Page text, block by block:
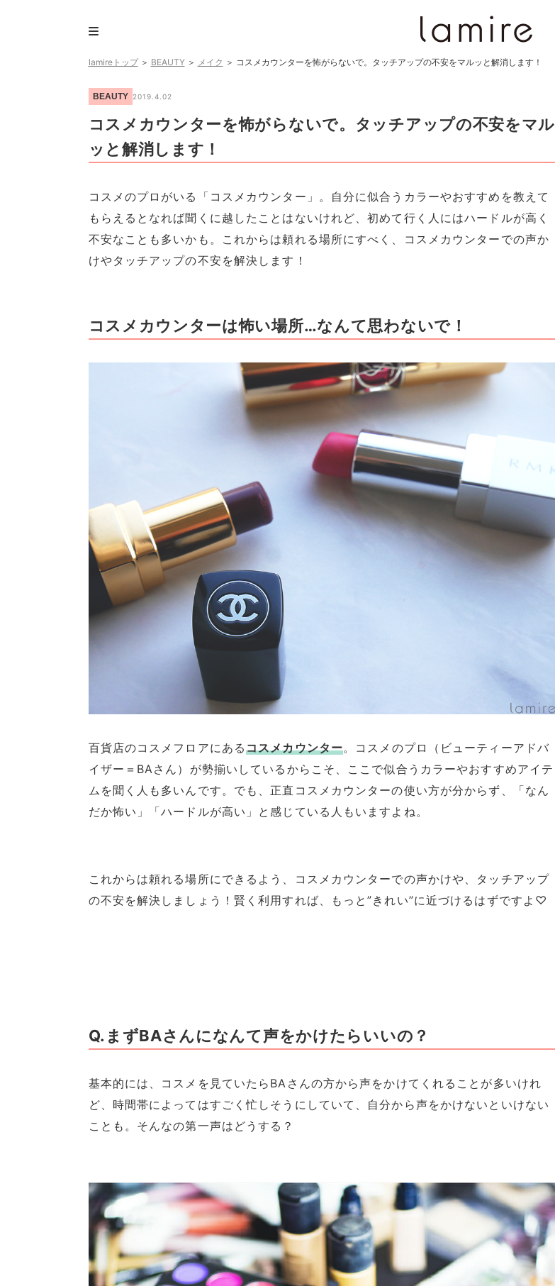
lamireトップ＞ BEAUTY＞ メイク ＞ コスメカウンターを怖がらないで。タッチアップの不安をマルッと解消します！
BEAUTY 2019.4.02
コスメカウンターを怖がらないで。タッチアップの不安をマル
ッと解消します！
コスメのプロがいる「コスメカウンター」。自分に似合うカラーやおすすめを教えて
もらえるとなれば聞くに越したことはないけれど、初めて行く人にはハードルが高く
不安なことも多いかも。これからは頼れる場所にすべく、コスメカウンターでの声か
けやタッチアップの不安を解決します！
コスメカウンターは怖い場所…なんて思わないで！
百貨店のコスメフロアにあるコスメカウンター。コスメのプロ（ビューティーアドバ
イザー＝BAさん）が勢揃いしているからこそ、ここで似合うカラーやおすすめアイテ
ムを聞く人も多いんです。でも、正直コスメカウンターの使い方が分からず、「なん
だか怖い」「ハードルが高い」と感じている人もいますよね。
これからは頼れる場所にできるよう、コスメカウンターでの声かけや、タッチアップ
の不安を解決しましょう！賢く利用すれば、もっと”きれい”に近づけるはずですよ♡
Q.まずBAさんになんて声をかけたらいいの？
基本的には、コスメを見ていたらBAさんの方から声をかけてくれることが多いけれ
ど、時間帯によってはすごく忙しそうにしていて、自分から声をかけないといけない
ことも。そんなの第一声はどうする？